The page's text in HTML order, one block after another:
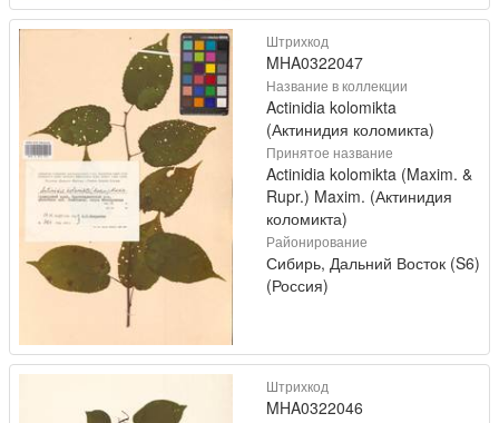
Штрихкод
MHA0322047
Название в коллекции
Actinidia kolomikta
(Актинидия коломикта)
Принятое название
Actinidia kolomikta (Maxim. &
Rupr.) Maxim. (Актинидия
коломикта)
Районирование
Сибирь, Дальний Восток (S6)
(Россия)
Штрихкод
MHA0322046